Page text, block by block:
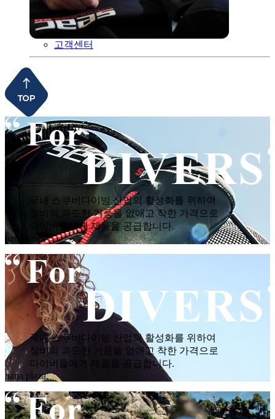
고객센터
국내 스쿠버다이빙 산업의 활성화를 위하여
장비의 과도한 거품을 없애고 착한 가격으로
다이버들에게 제품을 공급합니다.
hana plaza
국내 스쿠버다이빙 산업의 활성화를 위하여
장비의 과도한 거품을 없애고 착한 가격으로
다이버들에게 제품을 공급합니다.
hana plaza